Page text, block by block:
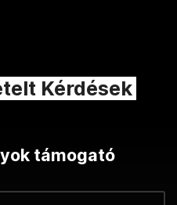
Kérdések
támogató